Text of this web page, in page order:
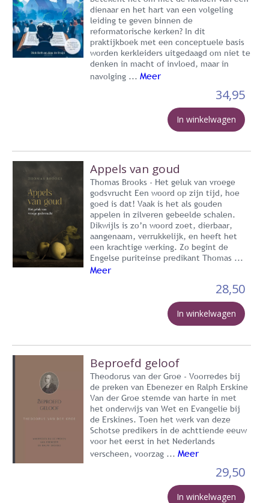
dienaar en het hart van een volgeling
leiding te geven binnen de
reformatorische kerken? In dit
praktijkboek met een conceptuele basis
worden kerkleiders uitgedaagd om niet te
denken in macht of invloed, maar in
navolging ... Meer
34,95
In winkelwagen
Appels van goud
Thomas Brooks - Het geluk van vroege
godsvrucht Een woord op zijn tijd, hoe
goed is dat! Vaak is het als gouden
appelen in zilveren gebeelde schalen.
Dikwijls is zo’n woord zoet, dierbaar,
aangenaam, verrukkelijk, en heeft het
een krachtige werking. Zo begint de
Engelse puriteinse predikant Thomas ...
Meer
28,50
In winkelwagen
Beproefd geloof
Theodorus van der Groe - Voorredes bij
de preken van Ebenezer en Ralph Erskine
Van der Groe stemde van harte in met
het onderwijs van Wet en Evangelie bij
de Erskines. Toen het werk van deze
Schotse predikers in de achttiende eeuw
voor het eerst in het Nederlands
verscheen, voorzag ... Meer
29,50
In winkelwagen